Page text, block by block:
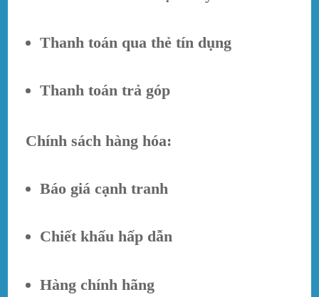
Thanh toán qua thẻ tín dụng
Thanh toán trả góp
Chính sách hàng hóa:
Báo giá cạnh tranh
Chiết khấu hấp dẫn
Hàng chính hãng